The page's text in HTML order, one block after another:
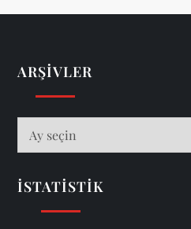
ARŞIVLER
İSTATISTIK